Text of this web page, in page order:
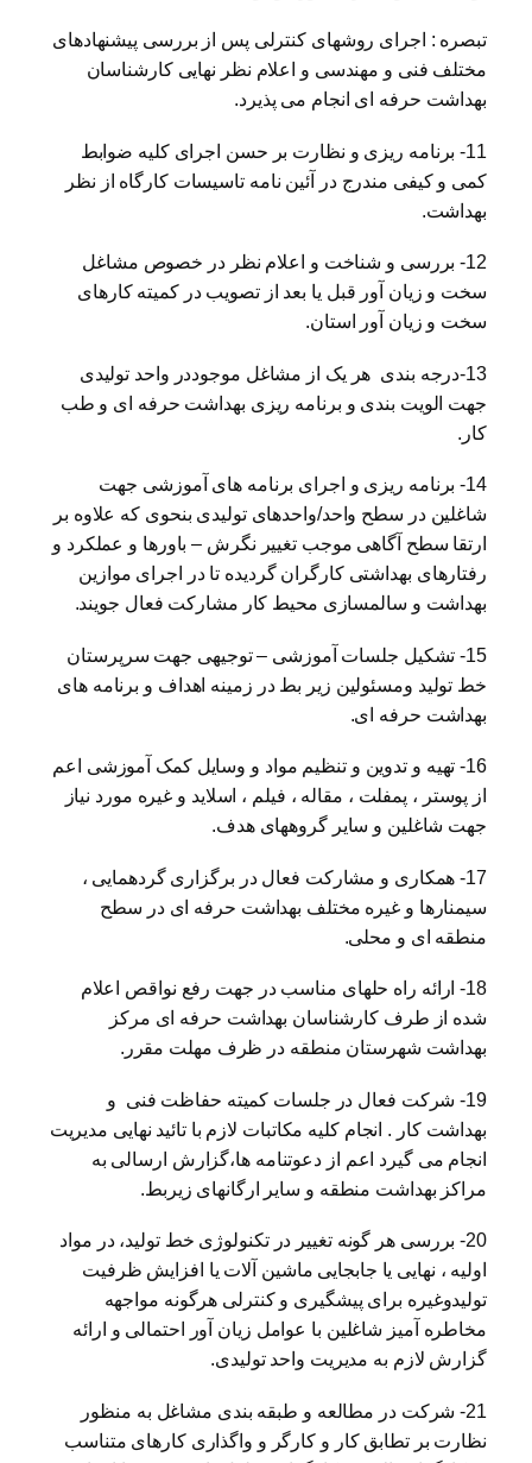
تبصره : اجرای روشهای کنترلی پس از بررسی پیشنهادهای
مختلف فنی و مهندسی و اعلام نظر نهایی کارشناسان
بهداشت حرفه ای انجام می پذیرد.
11- برنامه ریزی و نظارت بر حسن اجرای کلیه ضوابط
کمی و کیفی مندرج در آئین نامه تاسیسات کارگاه از نظر
بهداشت.
12- بررسی و شناخت و اعلام نظر در خصوص مشاغل
سخت و زیان آور قبل یا بعد از تصویب در کمیته کارهای
سخت و زیان آور استان.
13-درجه بندی هر یک از مشاغل موجوددر واحد تولیدی
جهت الویت بندی و برنامه ریزی بهداشت حرفه ای و طب
کار.
14- برنامه ریزی و اجرای برنامه های آموزشی جهت
شاغلین در سطح واحد/واحدهای تولیدی بنحوی که علاوه بر
ارتقا سطح آگاهی موجب تغییر نگرش – باورها و عملکرد و
رفتارهای بهداشتی کارگران گردیده تا در اجرای موازین
بهداشت و سالمسازی محیط کار مشارکت فعال جویند.
15- تشکیل جلسات آموزشی – توجیهی جهت سرپرستان
خط تولید ومسئولین زیر بط در زمینه اهداف و برنامه های
بهداشت حرفه ای.
16- تهیه و تدوین و تنظیم مواد و وسایل کمک آموزشی اعم
از پوستر ، پمفلت ، مقاله ، فیلم ، اسلاید و غیره مورد نیاز
جهت شاغلین و سایر گروههای هدف.
17- همکاری و مشارکت فعال در برگزاری گردهمایی ،
سیمنارها و غیره مختلف بهداشت حرفه ای در سطح
منطقه ای و محلی.
18- ارائه راه حلهای مناسب در جهت رفع نواقص اعلام
شده از طرف کارشناسان بهداشت حرفه ای مرکز
بهداشت شهرستان منطقه در ظرف مهلت مقرر.
19- شرکت فعال در جلسات کمیته حفاظت فنی و
بهداشت کار . انجام کلیه مکاتبات لازم با تائید نهایی مدیریت
انجام می گیرد اعم از دعوتنامه ها،گزارش ارسالی به
مراکز بهداشت منطقه و سایر ارگانهای زیربط.
20- بررسی هر گونه تغییر در تکنولوژی خط تولید، در مواد
اولیه ، نهایی یا جابجایی ماشین آلات یا افزایش ظرفیت
تولیدوغیره برای پیشگیری و کنترلی هرگونه مواجهه
مخاطره آمیز شاغلین با عوامل زیان آور احتمالی و ارائه
گزارش لازم به مدیریت واحد تولیدی.
21- شرکت در مطالعه و طبقه بندی مشاغل به منظور
نظارت بر تطابق کار و کارگر و واگذاری کارهای متناسب